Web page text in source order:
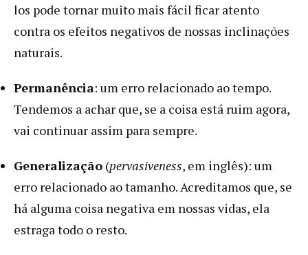
los pode tornar muito mais fácil ficar atento
contra os efeitos negativos de nossas inclinações
naturais.
Permanência: um erro relacionado ao tempo.
Tendemos a achar que, se a coisa está ruim agora,
vai continuar assim para sempre.
Generalização (pervasiveness, em inglês): um
erro relacionado ao tamanho. Acreditamos que, se
há alguma coisa negativa em nossas vidas, ela
estraga todo o resto.